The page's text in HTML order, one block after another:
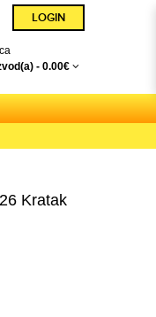
- 0.00€
Kratak